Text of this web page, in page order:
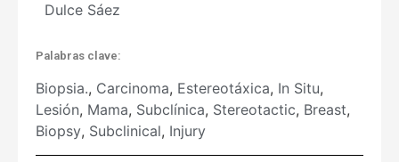
Dulce Sáez
Palabras clave:
Biopsia., Carcinoma, Estereotáxica, In Situ,
Lesión, Mama, Subclínica, Stereotactic, Breast,
Biopsy, Subclinical, Injury